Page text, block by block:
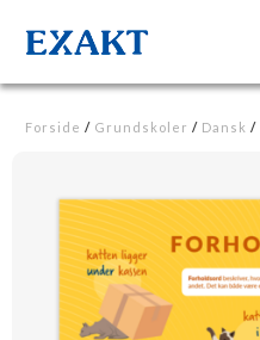
Forside / Grundskoler / Dansk /